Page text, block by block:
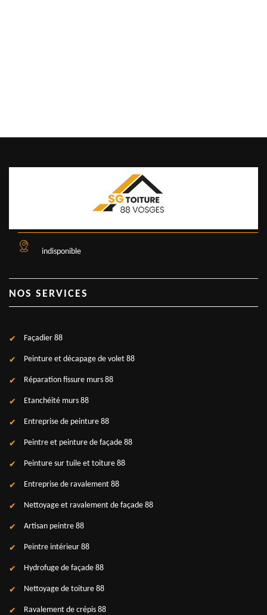
indisponible
NOS SERVICES
Façadier 88
Peinture et décapage de volet 88
Réparation fissure murs 88
Etanchéité murs 88
Entreprise de peinture 88
Peintre et peinture de façade 88
Peinture sur tuile et toiture 88
Entreprise de ravalement 88
Nettoyage et ravalement de façade 88
Artisan peintre 88
Peintre intérieur 88
Hydrofuge de façade 88
Nettoyage de toiture 88
Ravalement de crépis 88